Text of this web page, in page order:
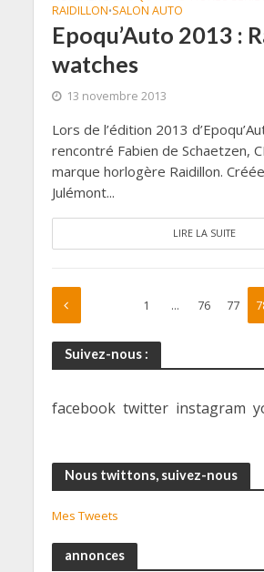
RAIDILLON•SALON AUTO
Epoqu’Auto 2013 :
watches
13 novembre 2013
Lors de l’édition 2013
rencontré Fabien de Schaetzen,
marque horlogère Raidillon.
Julémont...
LIRE LA SUITE
1 … 76 77
Suivez-nous :
facebook twitter instagram
Nous twittons, suivez-nous
Mes Tweets
annonces